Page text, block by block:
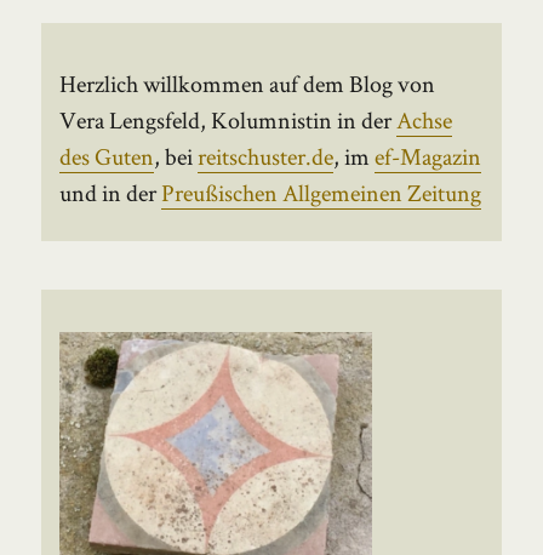
Herzlich willkommen auf dem Blog von
Vera Lengsfeld, Kolumnistin in derAchse
des Guten, beireitschuster.de, imef-Magazin
und in derPreußischen Allgemeinen Zeitung